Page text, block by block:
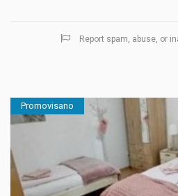
Report spam, abuse, or
Promovisano